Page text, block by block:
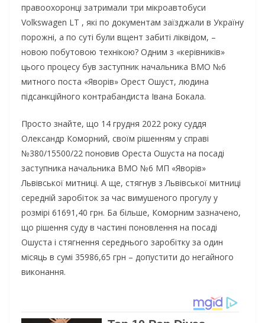
правоохоронці затримали три мікроавтобуси
Volkswagen LT , які по документам заїзджали в Україну
порожні, а по суті були вщент забиті ліквідом, –
новою побутовою технікою? Одним з «керівників»
цього процесу був заступник начальника ВМО №6
митного поста «Яворів» Орест Ошуст, людина
підсанкційного контрабандиста Івана Бокала.
Просто знайте, що 14 грудня 2022 року суддя
Олександр Коморний, своїм рішенням у справі
№380/15500/22 поновив Ореста Ошуста на посаді
заступника начальника ВМО №6 МП «Яворів»
Львівської митниці. А ще, стягнув з Львівської митниці
середній заробіток за час вимушеного прогулу у
розмірі 61691,40 грн. Ба більше, Коморним зазначено,
що рішення суду в частині поновлення на посаді
Ошуста і стягнення середнього заробітку за один
місяць в сумі 35986,65 грн – допустити до негайного
виконання.